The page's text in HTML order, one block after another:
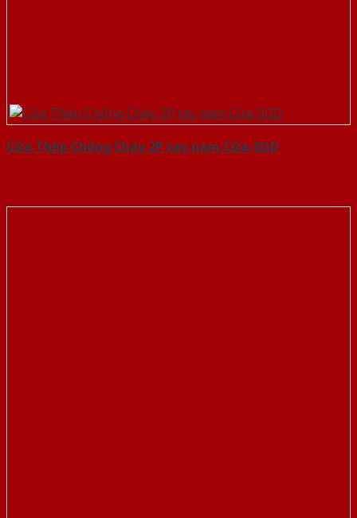
Cửa Thép Chống Cháy 2P tay nam Cửa-SGD